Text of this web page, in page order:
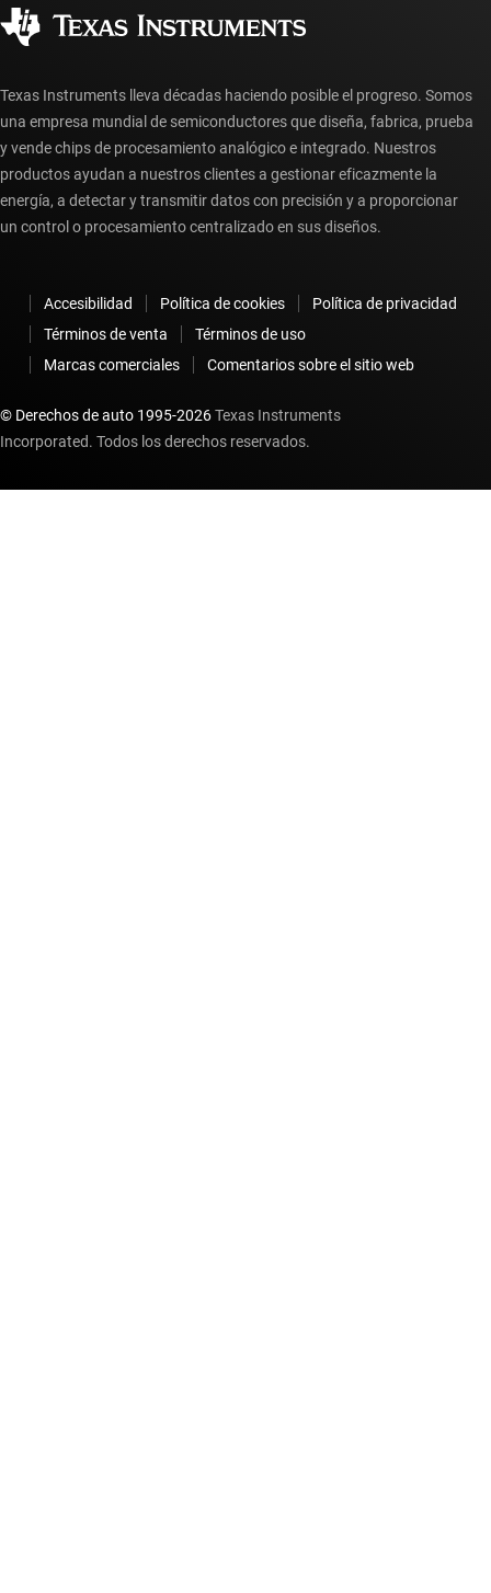
Preguntas frecuentes sobre la cuenta myTI
Texas Instruments lleva décadas haciendo posible el progreso. Somos
una empresa mundial de semiconductores que diseña, fabrica, prueba
y vende chips de procesamiento analógico e integrado. Nuestros
productos ayudan a nuestros clientes a gestionar eficazmente la
energía, a detectar y transmitir datos con precisión y a proporcionar
un control o procesamiento centralizado en sus diseños.
Accesibilidad Política de cookies
Política de privacidad
Términos de venta
Términos de uso
Marcas comerciales
Comentarios sobre el sitio web
© Derechos de auto 1995-2026Texas Instruments
Incorporated. Todos los derechos reservados.